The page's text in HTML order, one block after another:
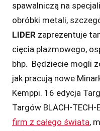
spawalniczą na
obróbki metali,
LIDER zaprezentuje
cięcia plazmowego,
bhp. Będziecie mogli
jak pracują nowe
Kemppi. 16 edycja
Targów BLACH-
firm z całego świata,